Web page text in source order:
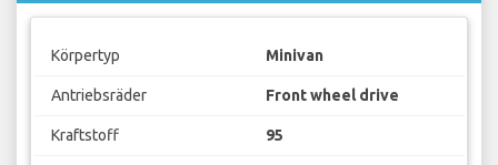
Körpertyp Minivan
Antriebsräder Front wheel drive
Kraftstoff 95